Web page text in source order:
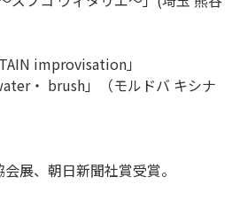
improvisation」
・ brush」（モルドバ キシナ
展、朝日新聞社賞受賞。